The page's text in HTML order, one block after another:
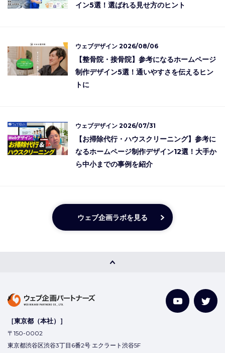
イン5選！選ばれる見せ方のヒント
ウェブデザイン 2026/08/06
【整骨院・接骨院】参考になるホームページ
制作デザイン5選！通いやすさを伝えるヒン
トに
ウェブデザイン 2026/07/31
【お掃除代行・ハウスクリーニング】参考に
なるホームページ制作デザイン12選！大手か
ら中小までの事例を紹介
ウェブ企画ラボを見る
［東京都（本社）］
〒150-0002
東京都渋谷区渋谷3丁目6番2号 エクラート渋谷5F